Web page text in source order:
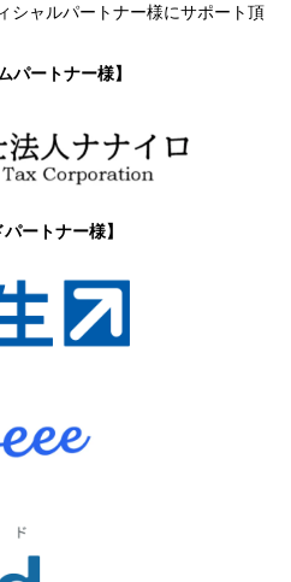
シャルパートナー様にサポート頂
パートナー様】
パートナー様】